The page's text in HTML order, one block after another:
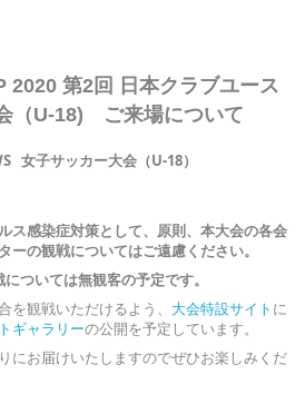
2020 第2回 日本クラブユース
（U-18) ご来場について
女子サッカー大会（U-18）
ス感染症対策として、原則、本大会の各会
ーの観戦についてはご遠慮ください。
ついては無観客の予定です。
を観戦いただけるよう、 大会特設サイト に
ギャラリーの公開を予定しています。
にお届けいたしますのでぜひお楽しみくだ